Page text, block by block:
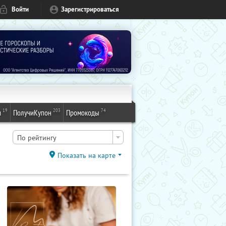
Войти Зарегистрироваться
19 ПолучиКупон 203 Промокоды 74
По рейтингу
Показать на карте